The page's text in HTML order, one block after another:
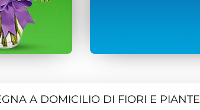
A DOMICILIO DI FIORI E PIANTE